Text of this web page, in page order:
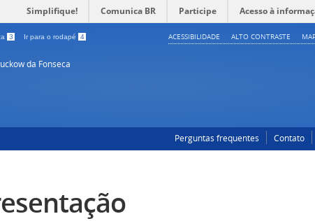
Simplifique! Comunica BR Participe Acesso à
3 Ir para o rodapé 4 ACESSIBILIDADE ALTO CONTRASTE
da Fonseca
Perguntas frequentes Contato